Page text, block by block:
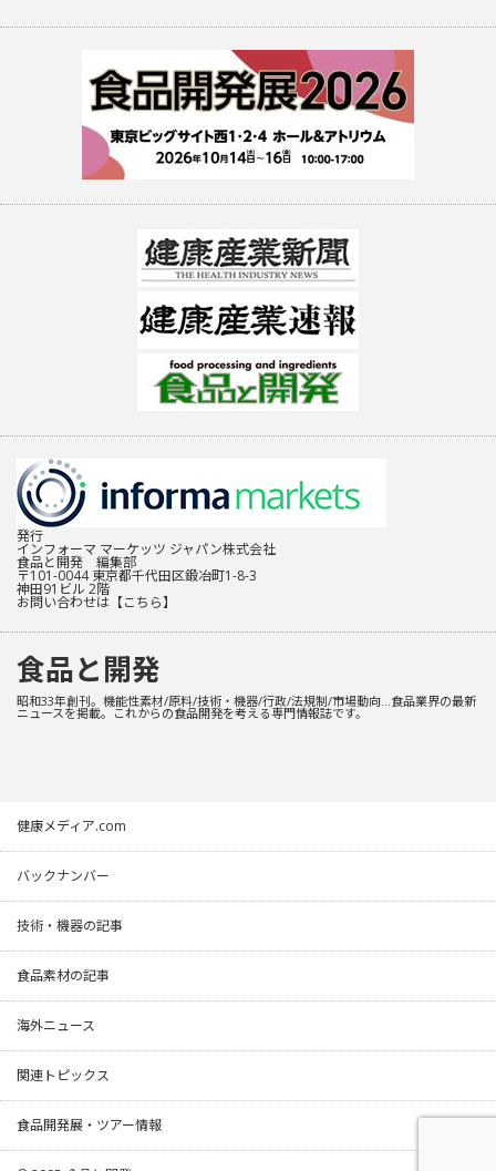
発行
インフォーマ マーケッツ ジャパン株式会社
食品と開発 編集部
〒101-0044 東京都千代田区鍛冶町1-8-3
神田91ビル 2階
お問い合わせは 【こちら】
食品と開発
昭和33年創刊。機能性素材/原料/技術・機器/行政/法規制/市場動向…食品業界の最新
ニュースを掲載。これからの食品開発を考える専門情報誌です。
健康メディア.com
バックナンバー
技術・機器の記事
食品素材の記事
海外ニュース
関連トピックス
食品開発展・ツアー情報